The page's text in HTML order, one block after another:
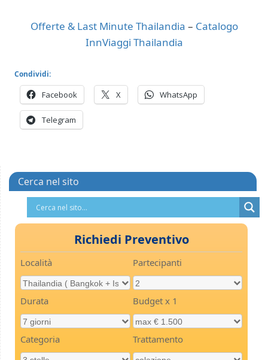
Offerte & Last Minute Thailandia – Catalogo
InnViaggi Thailandia
Condividi:
Facebook X WhatsApp
Telegram
Cerca nel sito
Richiedi Preventivo
Località Partecipanti
Durata Budget x 1
Categoria Trattamento